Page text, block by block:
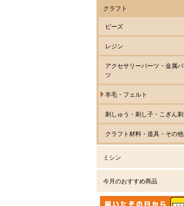
クラフト
ビーズ
レジン
アクセサリーパーツ・金属
ツ
羊毛・フェルト
刺しゅう・刺し子・こぎん刺
クラフト材料・道具・その他
ミシン
今月のおすすめ商品